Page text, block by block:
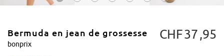
Bermuda en jean de grossesse
bonprix
CHF37 95